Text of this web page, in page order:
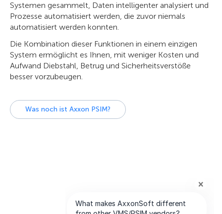
Systemen gesammelt, Daten intelligenter analysiert und
Prozesse automatisiert werden, die zuvor niemals
automatisiert werden konnten.
Die Kombination dieser Funktionen in einem einzigen
System ermöglicht es Ihnen, mit weniger Kosten und
Aufwand Diebstahl, Betrug und Sicherheitsverstöße
besser vorzubeugen.
Was noch ist Axxon PSIM?